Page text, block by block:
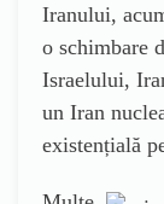
Iranului,
o schimbare
Israelului,
un Iran
existențială